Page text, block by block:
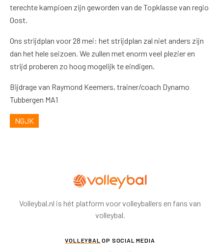
terechte kampioen zijn geworden van de Topklasse van regio
Oost.
Ons strijdplan voor 28 mei: het strijdplan zal niet anders zijn
dan het hele seizoen. We zullen met enorm veel plezier en
strijd proberen zo hoog mogelijk te eindigen.
Bijdrage van Raymond Keemers, trainer/coach Dynamo
Tubbergen MA1
NGJK
Volleybal.nl is hét platform voor volleyballers en fans van
volleybal.
VOLLEYBAL OP SOCIAL MEDIA